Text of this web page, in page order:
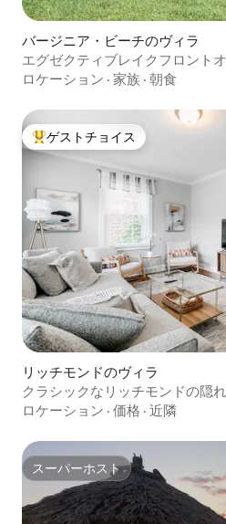
バージニア・ビーチのヴィラ
エグゼクティブレイクフロント
チの中心部
ロケーション · 家族 · 朝食
大好評のゲストチョイスです。
ゲストチョイス
リッチモンドのヴィラ
クラシックなリッチモンドの隠
ンタウン - VCU
ロケーション · 価格 · 近隣
スーパーホスト
スーパーホスト